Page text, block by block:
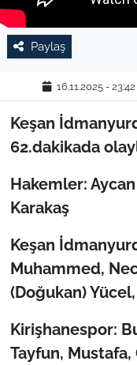
Paylaş
16.11.2025 - 23:42
Keşan
62.dakikada
Hakemler:
Karakaş
Keşan
Muhammed,
(Doğukan)
Kirişhanespor:
Tayfun, Mustafa,
SPOR
YAŞAM
EDİRNE
TEKİRDAĞ
ÇANAKKALE
TÜRKİYE
Bölge
Güvenlik